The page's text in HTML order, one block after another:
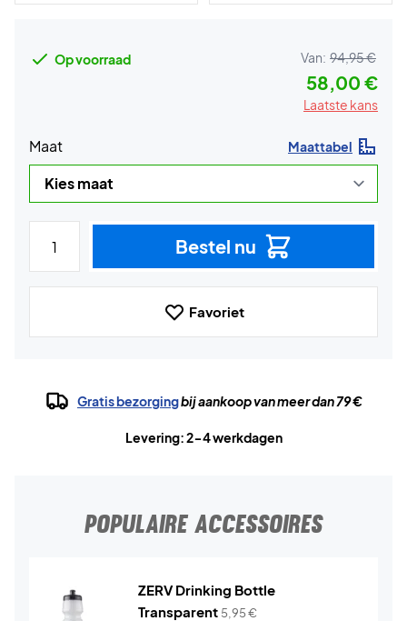
Op voorraad Van: 94,95 €
58,00 €
Laatste kans
Maat Maattabel
Bestel nu
Favoriet
Gratis bezorgingbij aankoop van meer dan 79 €
Levering: 2-4 werkdagen
POPULAIRE ACCESSOIRES
ZERV Drinking Bottle
Transparent 5,95€